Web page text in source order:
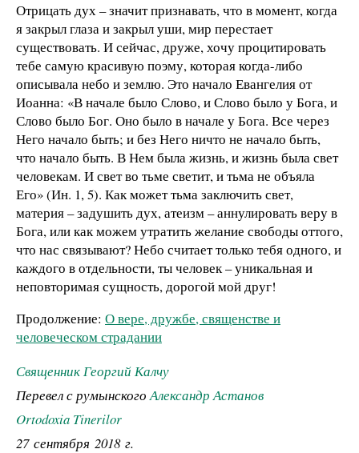
Отрицать дух – значит признавать, что в момент, когда
я закрыл глаза и закрыл уши, мир перестает
существовать. И сейчас, друже, хочу процитировать
тебе самую красивую поэму, которая когда-либо
описывала небо и землю. Это начало Евангелия от
Иоанна: «В начале было Слово, и Слово было у Бога, и
Слово было Бог. Оно было в начале у Бога. Все через
Него начало быть; и без Него ничто не начало быть,
что начало быть. В Нем была жизнь, и жизнь была свет
человекам. И свет во тьме светит, и тьма не объяла
Его» (Ин. 1, 5). Как может тьма заключить свет,
материя – задушить дух, атеизм – аннулировать веру в
Бога, или как можем утратить желание свободы оттого,
что нас связывают? Небо считает только тебя одного, и
каждого в отдельности, ты человек – уникальная и
неповторимая сущность, дорогой мой друг!
Продолжение: О вере, дружбе, священстве и
человеческом страдании
Священник Георгий Калчу
Перевел с румынскогоАлександр Астанов
Ortodoxia Tinerilor
27 сентября 2018 г.